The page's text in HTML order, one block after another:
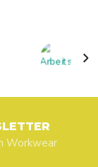
Workwear